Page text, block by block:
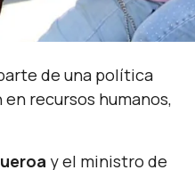
de una política
recursos humanos,
y el ministro de